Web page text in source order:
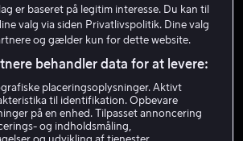
Bravo
Instruktør
er baseret på legitim interesse. Du kan til
valg via siden Privatlivspolitik. Dine valg
og gælder kun for dette website.
behandler data for at levere:
placeringsoplysninger. Aktivt
til identifikation. Opbevare
på en enhed. Tilpasset annoncering
og indholdsmåling,
og udvikling af tjenester.